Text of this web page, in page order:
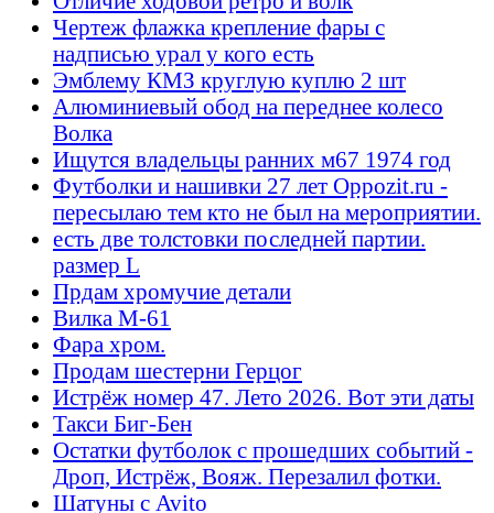
Чертеж флажка крепление фары с
надписью урал у кого есть
Эмблему КМЗ круглую куплю 2 шт
Алюминиевый обод на переднее колесо
Волка
Ищутся владельцы ранних м67 1974 год
Футболки и нашивки 27 лет Oppozit.ru -
пересылаю тем кто не был на мероприятии.
есть две толстовки последней партии.
размер L
Прдам хромучие детали
Вилка М-61
Фара хром.
Продам шестерни Герцог
Истрёж номер 47. Лето 2026. Вот эти даты
Такси Биг-Бен
Остатки футболок с прошедших событий -
Дроп, Истрёж, Вояж. Перезалил фотки.
Шатуны с Avito